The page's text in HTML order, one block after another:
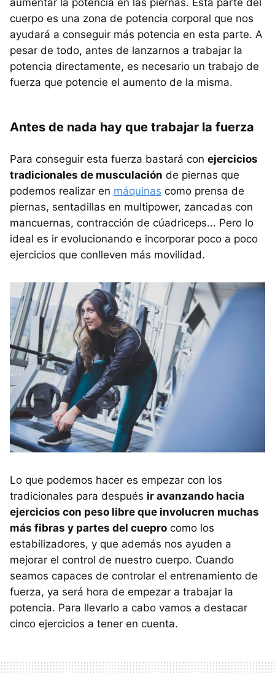
cuerpo es una zona de potencia corporal que nos
ayudará a conseguir más potencia en esta parte. A
pesar de todo, antes de lanzarnos a trabajar la
potencia directamente, es necesario un trabajo de
fuerza que potencie el aumento de la misma.
Antes de nada hay que trabajar la fuerza
Para conseguir esta fuerza bastará con ejercicios
tradicionales de musculación de piernas que
podemos realizar en máquinas como prensa de
piernas, sentadillas en multipower, zancadas con
mancuernas, contracción de cúadriceps... Pero lo
ideal es ir evolucionando e incorporar poco a poco
ejercicios que conlleven más movilidad.
Lo que podemos hacer es empezar con los
tradicionales para después ir avanzando hacia
ejercicios con peso libre que involucren muchas
más fibras y partes del cuepro como los
estabilizadores, y que además nos ayuden a
mejorar el control de nuestro cuerpo. Cuando
seamos capaces de controlar el entrenamiento de
fuerza, ya será hora de empezar a trabajar la
potencia. Para llevarlo a cabo vamos a destacar
cinco ejercicios a tener en cuenta.